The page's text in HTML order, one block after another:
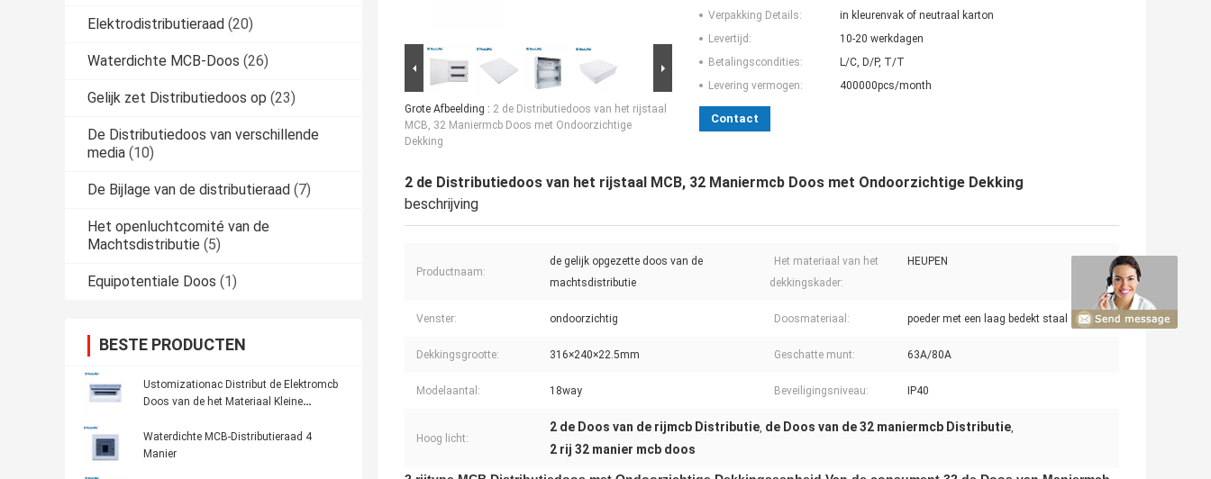
Elektrodistributieraad (20)
Waterdichte MCB-Doos (26)
Gelijk zet Distributiedoos op (23)
De Distributiedoos van verschillende
media (10)
De Bijlage van de distributieraad (7)
Het openluchtcomité van de
Machtsdistributie (5)
Equipotentiale Doos (1)
BESTE PRODUCTEN
Ustomizationac Distribut de Elektromcb
Doos van de het Materiaal Kleine
Waterdichte MCB-Distributieraad 4
Manier
Grote Afbeelding : 2 de Distributiedoos van het rijstaal
MCB, 32 Maniermcb Doos met Ondoorzichtige
Dekking
Verpakking Details:
in kleurenvak of neutraal karton
Levertijd:
10-20 werkdagen
Betalingscondities:
L/C, D/P, T/T
Levering vermogen:
400000pcs/month
Contact
2 de Distributiedoos van het rijstaal MCB, 32 Maniermcb Doos met Ondoorzichtige Dekking
beschrijving
Productnaam:
de gelijk opgezette doos van de
machtsdistributie
Het materiaal van het
dekkingskader:
HEUPEN
Venster: ondoorzichtig Doosmateriaal: poeder met een laag bedekt staal
Dekkingsgrootte: 316×240×22.5mm Geschatte munt: 63A/80A
Modelaantal: 18way Beveiligingsniveau: IP40
Hoog licht:
2 de Doos van de rijmcb Distributie, de Doos van de 32 maniermcb Distributie,
2 rij 32 manier mcb doos